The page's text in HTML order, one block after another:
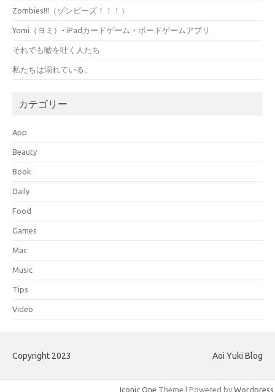
Zombies!!!（ゾンビーズ！！！）
Yomi（ヨミ）- iPadカードゲーム・ボードゲームアプリ
それでも嘘を吐く人たち
私たちは溺れている。
カテゴリー
App
Beauty
Book
Daily
Food
Games
Mac
Music
Tips
Video
Copyright 2023 Aoi Yuki Blog
Iconic One Theme | Powered by Wordpress